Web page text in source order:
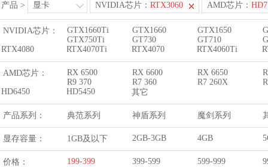
产品 > 显卡 NVIDIA芯片： RTX3060 AMD芯片：
NVIDIA芯片： GTX1660Ti GTX1660 GTX1650
GTX750Ti
GT730 GT710
RTX4080
RTX4070Ti RTX4070 RTX4060Ti
AMD芯片： RX 6500 RX 6600 RX 6650
R9 370
R7 360 R7 260X
HD6450
HD5450 其它
产品系列： 典范系列 神盾系列 魔剑系列
显存容量： 1GB及以下 2GB-3GB 4GB
价格： 199-399 399-599 599-999